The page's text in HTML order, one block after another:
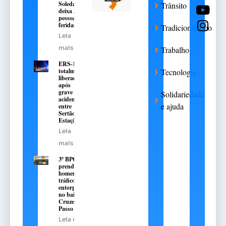
Soledade
deixa 3
pessoas
feridas
Leia
mais
ERS-135 é
totalmente
liberada
após
grave
acidente
entre
Sertão e
Estação
Leia
mais
3º BPChq
prende
homem por
tráfico de
entorpecentes
no bairro
Cruzeiro, em
Passo Fundo
Leia mais
Trânsito
Tradicionalismo
Trabalho
Tecnologia
Solidariedade
e ajuda